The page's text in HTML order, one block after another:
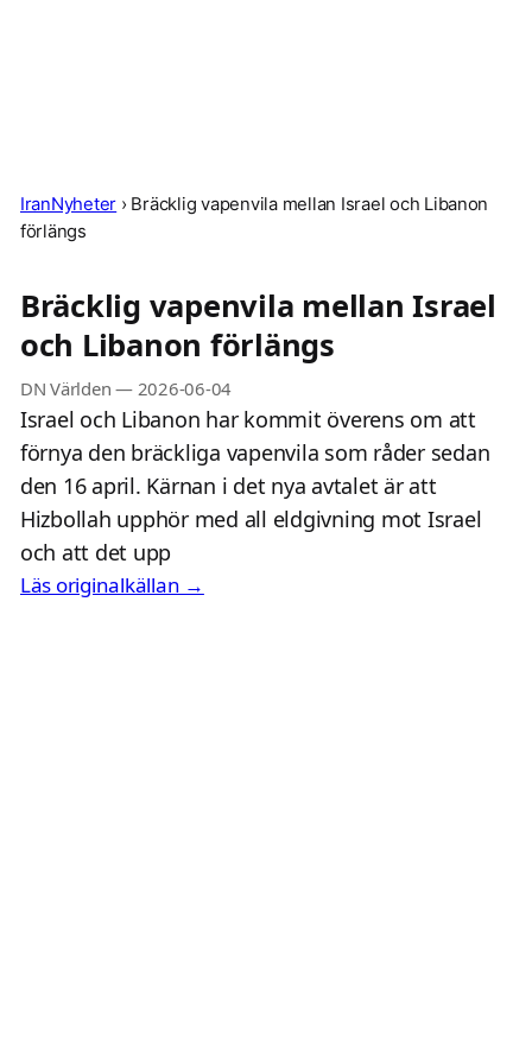
IranNyheter › Bräcklig vapenvila mellan Israel och Libanon
förlängs
Bräcklig vapenvila mellan Israel
och Libanon förlängs
DN Världen — 2026-06-04
Israel och Libanon har kommit överens om att
förnya den bräckliga vapenvila som råder sedan
den 16 april. Kärnan i det nya avtalet är att
Hizbollah upphör med all eldgivning mot Israel
och att det upp
Läs originalkällan →